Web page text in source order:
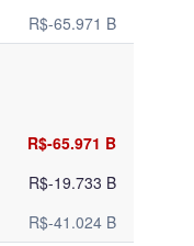
R$-65.971 B
R$-65.971 B
R$-19.733 B
R$-41.024 B